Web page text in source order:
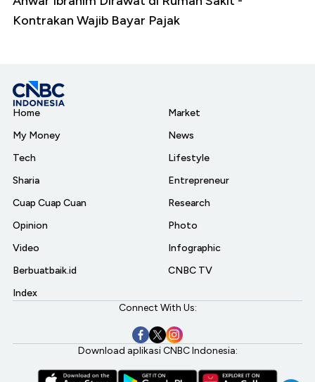
Kontrakan Wajib Bayar Pajak
Home
My Money
Tech
Sharia
Cuap Cuap Cuan
Opinion
Video
Berbuatbaik.id
Index
Market
News
Lifestyle
Entrepreneur
Research
Photo
Infographic
CNBC TV
Connect With Us:
Download aplikasi CNBC Indonesia: